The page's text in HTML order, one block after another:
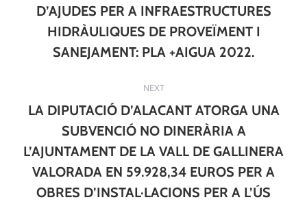
D’AJUDES PER A INFRAESTRUCTURES
HIDRÀULIQUES DE PROVEÏMENT I
SANEJAMENT: PLA +AIGUA 2022.
NEXT
LA DIPUTACIÓ D’ALACANT ATORGA UNA
SUBVENCIÓ NO DINERÀRIA A
L’AJUNTAMENT DE LA VALL DE GALLINERA
VALORADA EN 59.928,34 EUROS PER A
OBRES D’INSTAL·LACIONS PER A L’ÚS